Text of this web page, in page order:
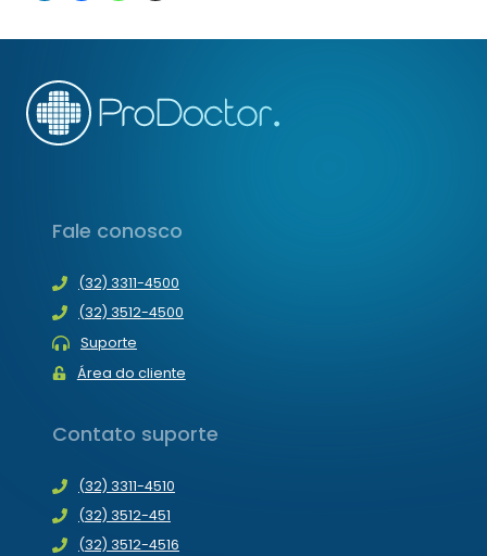
Fale conosco
(32) 3311-4500
(32) 3512-4500
Suporte
Área do cliente
Contato suporte
(32) 3311-4510
(32) 3512-451
(32) 3512-4516